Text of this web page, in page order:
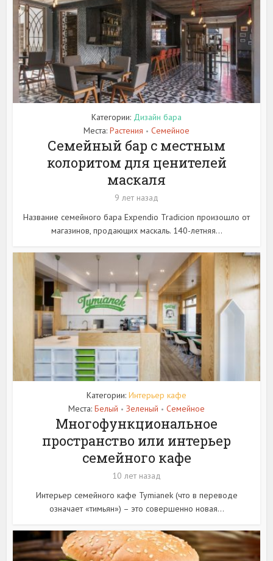
Категории: Дизайн бара
Места: Растения • Семейное
Семейный бар с местным
колоритом для ценителей
маскаля
9 лет назад
Название семейного бара Expendio Tradicion произошло от
магазинов, продающих маскаль. 140-летняя...
Категории: Интерьер кафе
Места: Белый • Зеленый • Семейное
Многофункциональное
пространство или интерьер
семейного кафе
10 лет назад
Интерьер семейного кафе Tymianek (что в переводе
означает «тимьян») – это совершенно новая...